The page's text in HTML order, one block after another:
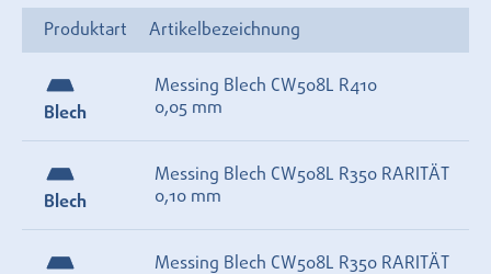
Produktart Artikelbezeichnung
Blech
Messing Blech CW508L R410
0,05 mm
Blech
Messing Blech CW508L R350 RARITÄT
0,10 mm
Messing Blech CW508L R350 RARITÄT